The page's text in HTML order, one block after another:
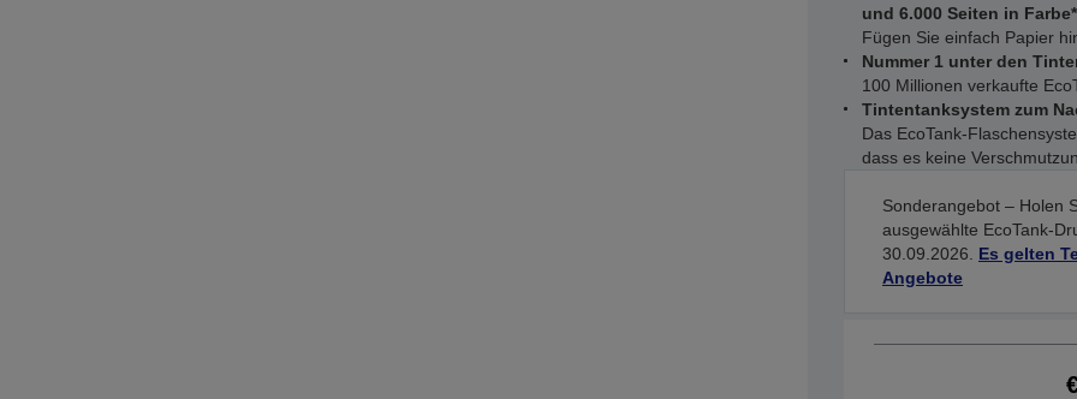
und 6.000 Seiten in
Fügen Sie einfach Papier
Nummer 1 unter den
100 Millionen verkaufte
Tintentanksystem zum
Das EcoTank-
dass es keine
Sonderangebot – Holen
ausgewählte EcoTank-
30.09.2026. Es gelten
Angebote